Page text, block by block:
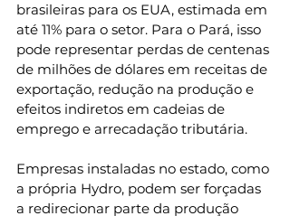
brasileiras para os EUA, estimada em
até 11% para o setor. Para o Pará, isso
pode representar perdas de centenas
de milhões de dólares em receitas de
exportação, redução na produção e
efeitos indiretos em cadeias de
emprego e arrecadação tributária.
Empresas instaladas no estado, como
a própria Hydro, podem ser forçadas
a redirecionar parte da produção